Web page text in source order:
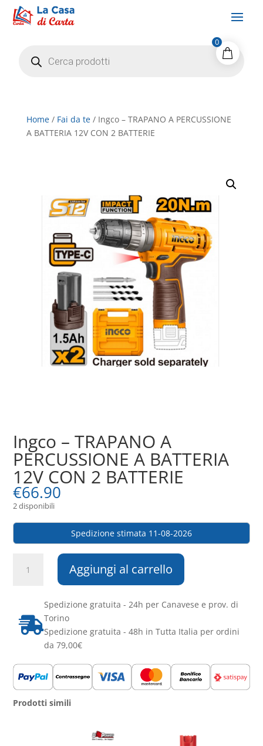
search
Home/ Fai da te/ Ingco – TRAPANO A PERCUSSIONE
A BATTERIA 12V CON 2 BATTERIE
Ingco – TRAPANO A
PERCUSSIONE A BATTERIA
12V CON 2 BATTERIE
€66.90
2 disponibili
Spedizione stimata 11-08-2026
PERCUSSIONE
BATTERIA
CON
quantità
Aggiungi al carrello

Spedizione gratuita - 24h per Canavese e prov. di
Torino
Spedizione gratuita - 48h in Tutta Italia per ordini
da 79,00€
Prodotti simili
0